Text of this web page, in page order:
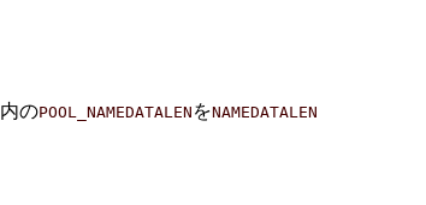
内のPOOL_NAMEDATALEN をNAMEDATALEN